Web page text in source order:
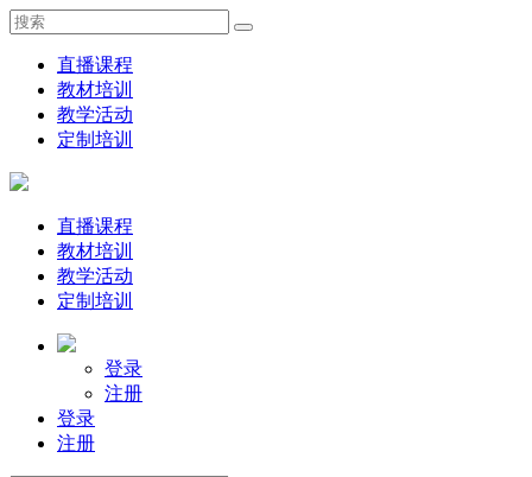
直播课程
教材培训
教学活动
定制培训
直播课程
教材培训
教学活动
定制培训
登录
注册
登录
注册